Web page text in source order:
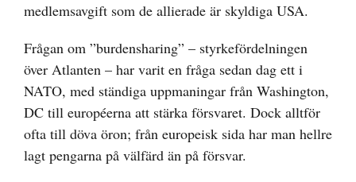
medlemsavgift som de allierade är skyldiga USA.
Frågan om ”burdensharing” – styrkefördelningen
över Atlanten – har varit en fråga sedan dag ett i
NATO, med ständiga uppmaningar från Washington,
DC till européerna att stärka försvaret. Dock alltför
ofta till döva öron; från europeisk sida har man hellre
lagt pengarna på välfärd än på försvar.